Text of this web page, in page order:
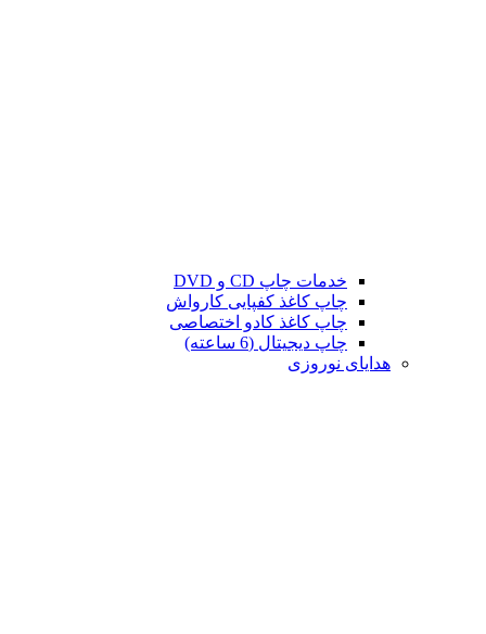
خدمات چاپ CD و DVD
چاپ کاغذ کفپایی کارواش
چاپ کاغذ کادو اختصاصی
چاپ دیجیتال (6 ساعته)
هدایای نوروزی